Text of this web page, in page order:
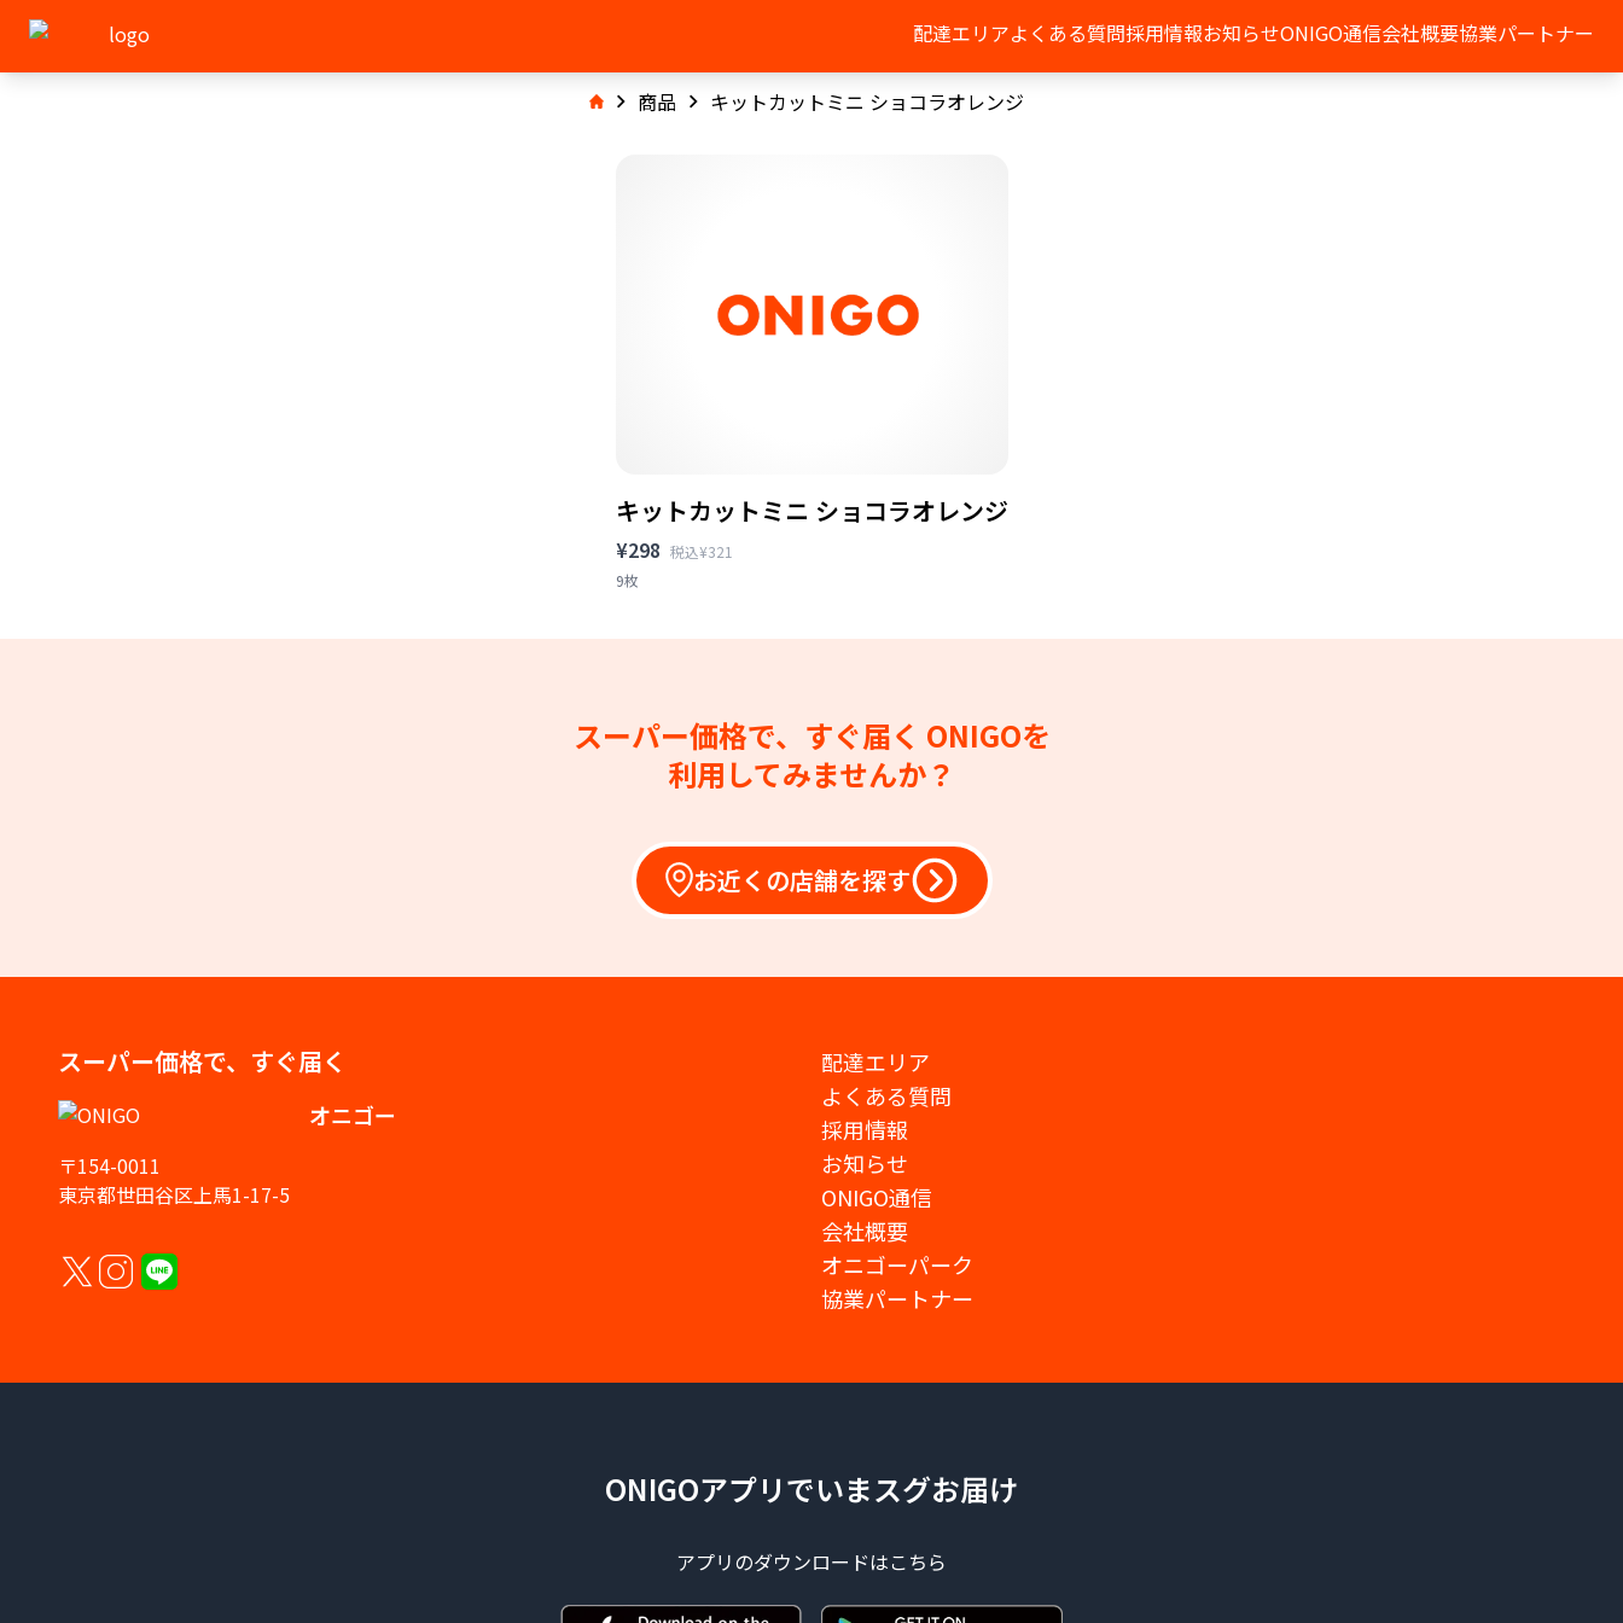
配達エリアよくある質問採用情報お知らせONIGO通信会社概要協業パートナー
商品 キットカットミニ ショコラオレンジ
キットカットミニ ショコラオレンジ
¥298 税込¥321
9枚
スーパー価格で、すぐ届く ONIGOを
利用してみませんか？
お近くの店舗を探す
スーパー価格で、すぐ届く
オニゴー
〒154-0011
東京都世田谷区上馬1-17-5
配達エリア
よくある質問
採用情報
お知らせ
ONIGO通信
会社概要
オニゴーパーク
協業パートナー
ONIGOアプリでいまスグお届け
アプリのダウンロードはこちら